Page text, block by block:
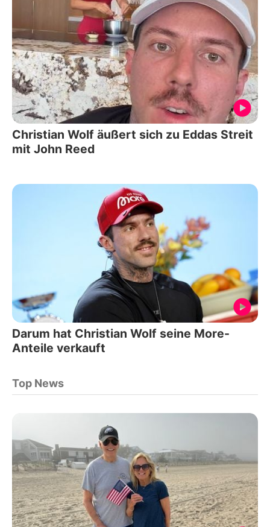
Christian Wolf äußert sich zu Eddas Streit
mit John Reed
Darum hat Christian Wolf seine More-
Anteile verkauft
Top News